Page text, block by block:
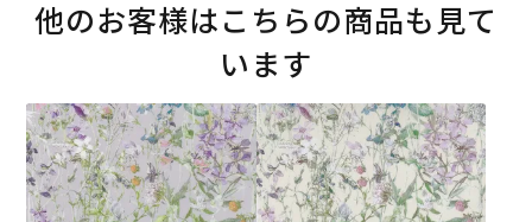
他のお客様はこちらの商品も見て
います